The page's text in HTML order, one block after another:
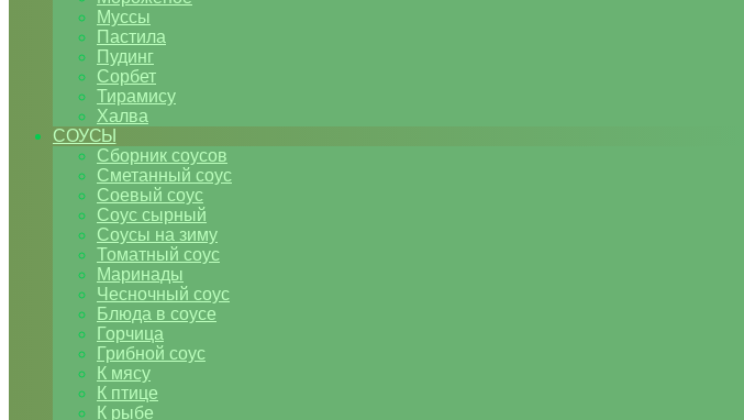
Муссы
Пастила
Пудинг
Сорбет
Тирамису
Халва
СОУСЫ
Сборник соусов
Сметанный соус
Соевый соус
Соус сырный
Соусы на зиму
Томатный соус
Маринады
Чесночный соус
Блюда в соусе
Горчица
Грибной соус
К мясу
К птице
К рыбе